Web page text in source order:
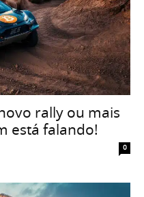
rally ou mais
está falando!
0